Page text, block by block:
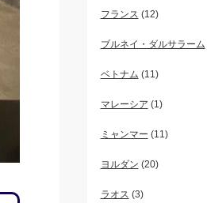
フランス (12)
ブルネイ・ダルサラーム
ベトナム (11)
マレーシア (1)
ミャンマー (11)
ヨルダン (20)
ラオス (3)